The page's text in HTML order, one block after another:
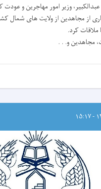
وزیر امور مهاجرین و عودت
از مجاهدین از ولایت ‌های شمال
کرد.
مجاهدین و. . .